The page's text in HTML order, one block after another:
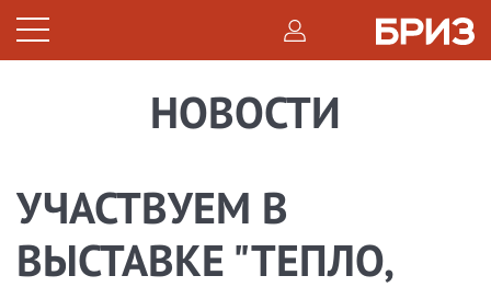
НОВОСТИ
УЧАСТВУЕМ В
ВЫСТАВКЕ "ТЕПЛО,